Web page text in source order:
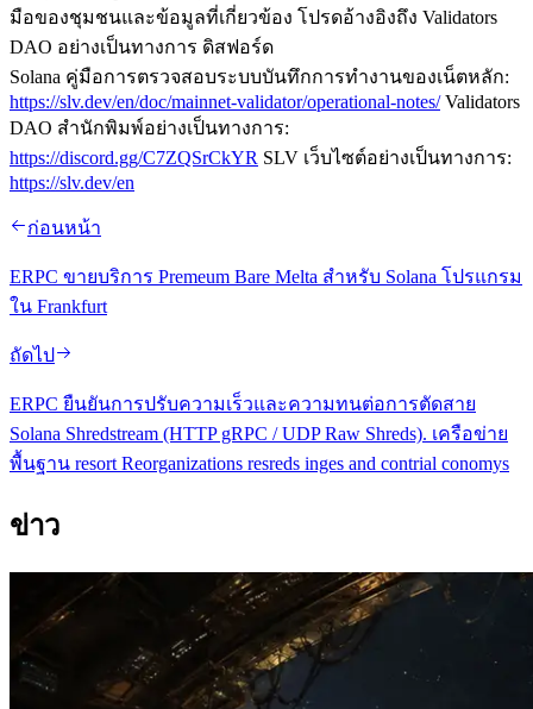
มือของชุมชนและข้อมูลที่เกี่ยวข้อง โปรดอ้างอิงถึง Validators
DAO อย่างเป็นทางการ ดิสฟอร์ด
Solana คู่มือการตรวจสอบระบบบันทึกการทํางานของเน็ตหลัก:
https://slv.dev/en/doc/mainnet-validator/operational-notes/Validators
DAO สํานักพิมพ์อย่างเป็นทางการ:
https://discord.gg/C7ZQSrCkYR SLV เว็บไซต์อย่างเป็นทางการ:
https://slv.dev/en
ก่อนหน้า
ERPC ขายบริการ Premeum Bare Melta สําหรับ Solana โปรแกรม
ใน Frankfurt
ถัดไป
ERPC ยืนยันการปรับความเร็วและความทนต่อการตัดสาย
Solana Shredstream (HTTP gRPC / UDP Raw Shreds). เครือข่าย
พื้นฐาน resort Reorganizations resreds inges and contrial conomys
ข่าว